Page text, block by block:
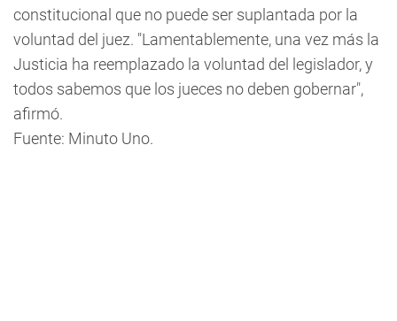
constitucional que no puede ser suplantada por la
voluntad del juez. "Lamentablemente, una vez más la
Justicia ha reemplazado la voluntad del legislador, y
todos sabemos que los jueces no deben gobernar",
afirmó.
Fuente: Minuto Uno.